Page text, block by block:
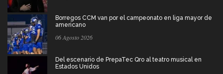
Borregos CCM van por el campeonato en liga mayor de
americano
06 Agosto 2026
Del escenario de PrepaTec Qro al teatro musical en
Estados Unidos